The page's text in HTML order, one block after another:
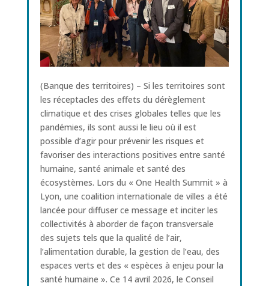
(Banque des territoires) – Si les territoires sont
les réceptacles des effets du dérèglement
climatique et des crises globales telles que les
pandémies, ils sont aussi le lieu où il est
possible d’agir pour prévenir les risques et
favoriser des interactions positives entre santé
humaine, santé animale et santé des
écosystèmes. Lors du « One Health Summit » à
Lyon, une coalition internationale de villes a été
lancée pour diffuser ce message et inciter les
collectivités à aborder de façon transversale
des sujets tels que la qualité de l’air,
l’alimentation durable, la gestion de l’eau, des
espaces verts et des « espèces à enjeu pour la
santé humaine ». Ce 14 avril 2026, le Conseil